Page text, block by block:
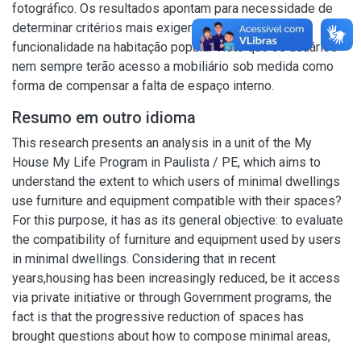
fotográfico. Os resultados apontam para necessidade de
determinar critérios mais exigentes em relação a
funcionalidade na habitação popular visto que os usuários
nem sempre terão acesso a mobiliário sob medida como
forma de compensar a falta de espaço interno.
Resumo em outro idioma
This research presents an analysis in a unit of the My
House My Life Program in Paulista / PE, which aims to
understand the extent to which users of minimal dwellings
use furniture and equipment compatible with their spaces?
For this purpose, it has as its general objective: to evaluate
the compatibility of furniture and equipment used by users
in minimal dwellings. Considering that in recent
years,housing has been increasingly reduced, be it access
via private initiative or through Government programs, the
fact is that the progressive reduction of spaces has
brought questions about how to compose minimal areas,